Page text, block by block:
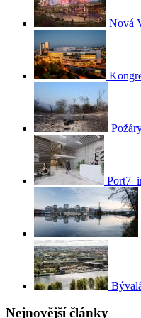
Nová
Nejnovější články